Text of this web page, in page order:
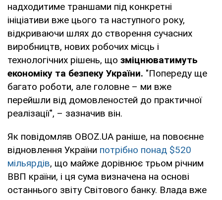
надходитиме траншами під конкретні
ініціативи вже цього та наступного року,
відкриваючи шлях до створення сучасних
виробництв, нових робочих місць і
технологічних рішень, що зміцнюватимуть
економіку та безпеку України. "Попереду ще
багато роботи, але головне – ми вже
перейшли від домовленостей до практичної
реалізації", – зазначив він.
Як повідомляв OBOZ.UA раніше, на повоєнне
відновлення України потрібно понад $520
мільярдів, що майже дорівнює трьом річним
ВВП країни, і ця сума визначена на основі
останнього звіту Світового банку. Влада вже